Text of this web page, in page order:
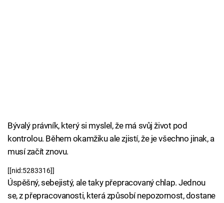
Bývalý právník, který si myslel, že má svůj život pod
kontrolou. Během okamžiku ale zjistí, že je všechno jinak, a
musí začít znovu.
[[nid:5283316]]
Úspěšný, sebejistý, ale taky přepracovaný chlap. Jednou
se, z přepracovanosti, která způsobí nepozornost, dostane